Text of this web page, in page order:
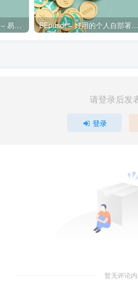
BEpusdt对接彩虹易支付 – 易支付配置USDT支付接口图文教程 BEpusdt – 好用的个人自部署USDT/USDC收款网关 易支付USDT收款网关
请登录后发
登录
暂无评论